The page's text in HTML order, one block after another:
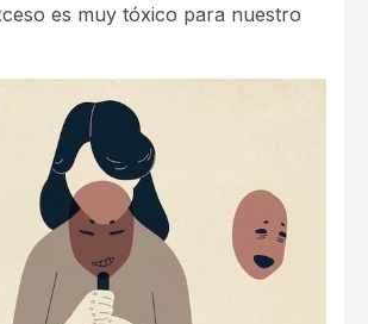
es muy tóxico para nuestro